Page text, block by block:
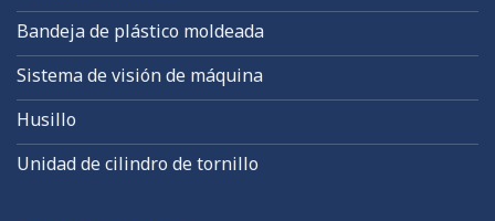
Bandeja de plástico moldeada
Sistema de visión de máquina
Husillo
Unidad de cilindro de tornillo